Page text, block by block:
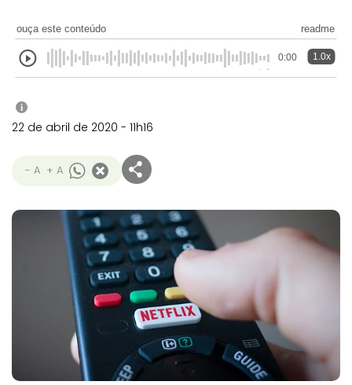
ouça este conteúdo readme
0:00 1.0x
i
22 de abril de 2020 - 11h16
- A + A